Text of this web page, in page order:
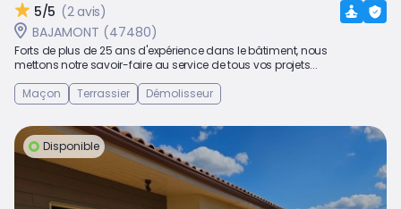
5/5 (2 avis)
BAJAMONT (47480)
Forts de plus de 25 ans d'expérience dans le bâtiment, nous
mettons notre savoir-faire au service de tous vos projets...
Maçon
Terrassier Démolisseur
Disponible